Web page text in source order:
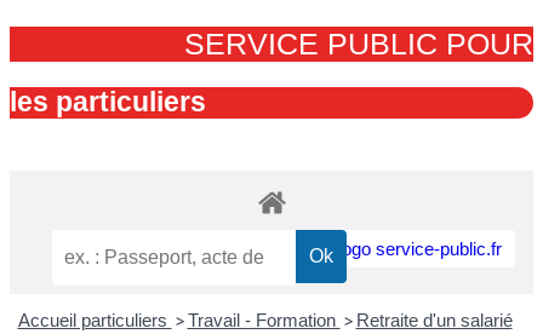
SERVICE PUBLIC POUR​
les particuliers
Accueil particuliers > Travail - Formation > Retraite d'un salarié